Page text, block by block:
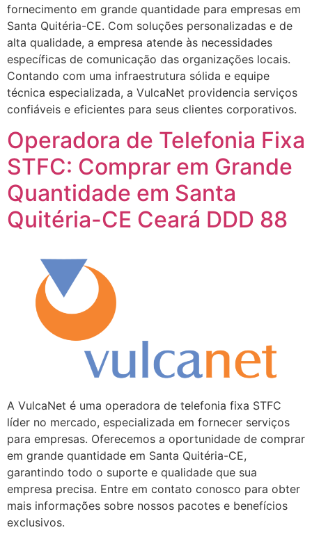
fornecimento em grande quantidade para empresas em
Santa Quitéria-CE. Com soluções personalizadas e de
alta qualidade, a empresa atende às necessidades
específicas de comunicação das organizações locais.
Contando com uma infraestrutura sólida e equipe
técnica especializada, a VulcaNet providencia serviços
confiáveis e eficientes para seus clientes corporativos.
Operadora de Telefonia Fixa
STFC: Comprar em Grande
Quantidade em Santa
Quitéria-CE Ceará DDD 88
A VulcaNet é uma operadora de telefonia fixa STFC
líder no mercado, especializada em fornecer serviços
para empresas. Oferecemos a oportunidade de comprar
em grande quantidade em Santa Quitéria-CE,
garantindo todo o suporte e qualidade que sua
empresa precisa. Entre em contato conosco para obter
mais informações sobre nossos pacotes e benefícios
exclusivos.